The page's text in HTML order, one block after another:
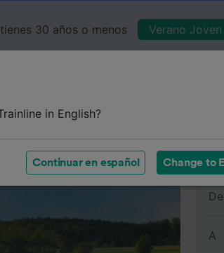
30 años o menos Verano
Clases Servicios a bordo
De
A
in English?
Continuar en español Change to